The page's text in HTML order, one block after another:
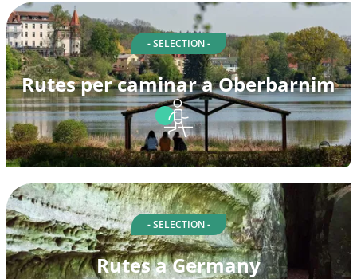
- SELECTION -
Rutes per caminar a Oberbarnim
- SELECTION -
Rutes a Germany